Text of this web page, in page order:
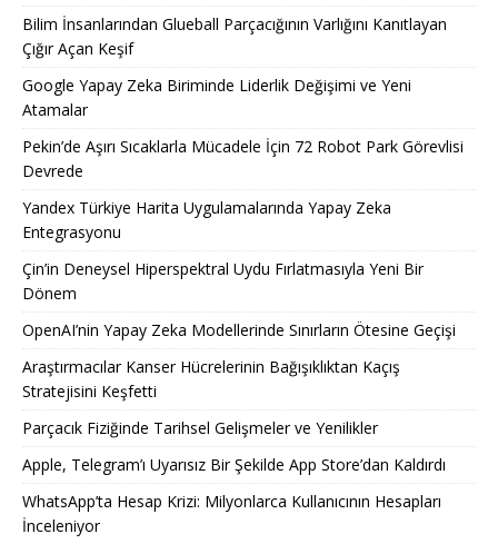
Bilim İnsanlarından Glueball Parçacığının Varlığını Kanıtlayan
Çığır Açan Keşif
Google Yapay Zeka Biriminde Liderlik Değişimi ve Yeni
Atamalar
Pekin’de Aşırı Sıcaklarla Mücadele İçin 72 Robot Park Görevlisi
Devrede
Yandex Türkiye Harita Uygulamalarında Yapay Zeka
Entegrasyonu
Çin’in Deneysel Hiperspektral Uydu Fırlatmasıyla Yeni Bir
Dönem
OpenAI’nin Yapay Zeka Modellerinde Sınırların Ötesine Geçişi
Araştırmacılar Kanser Hücrelerinin Bağışıklıktan Kaçış
Stratejisini Keşfetti
Parçacık Fiziğinde Tarihsel Gelişmeler ve Yenilikler
Apple, Telegram’ı Uyarısız Bir Şekilde App Store’dan Kaldırdı
WhatsApp’ta Hesap Krizi: Milyonlarca Kullanıcının Hesapları
İnceleniyor